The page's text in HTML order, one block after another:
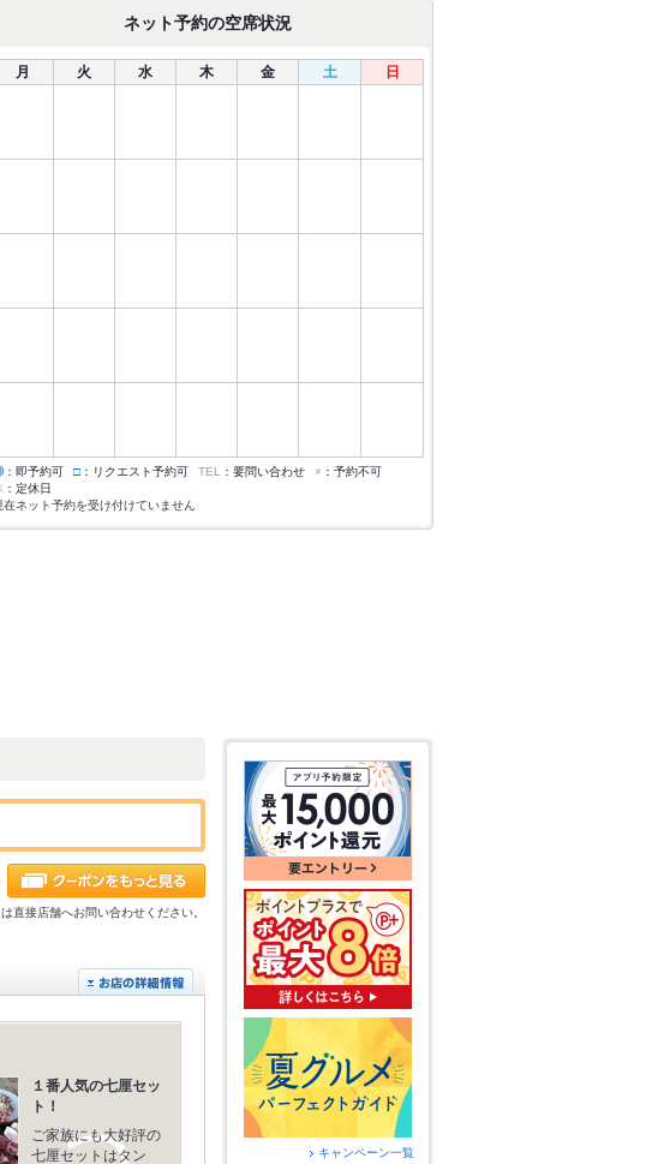
ネット予約の空席状況
月 火 水 木 金 土 日
：即予約可 □ ：リクエスト予約可 TEL ：要問い合わせ × ：予約不可
：定休日
在ネット予約を受け付けていません
接店舗へお問い合わせください。
１番人気の七厘セッ
ト！
ご家族にも大好評の
七厘セットはタン
キャンペーン一覧